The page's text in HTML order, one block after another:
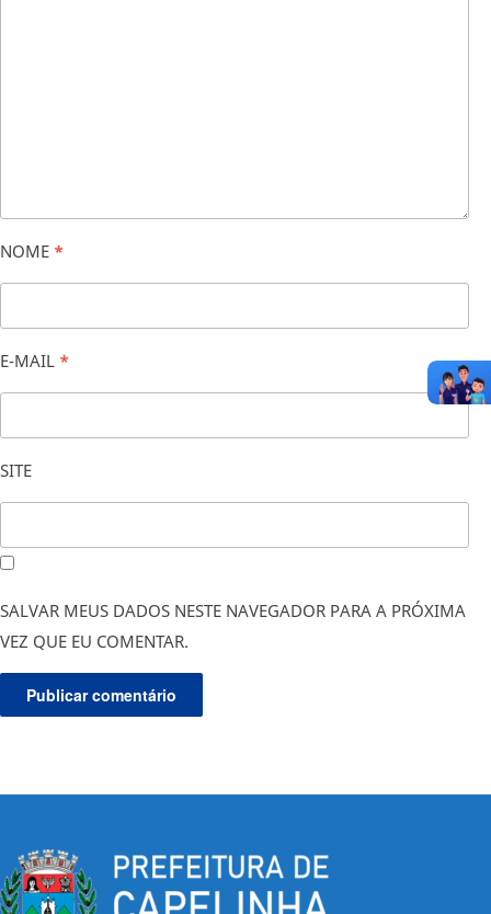
NOME *
E-MAIL *
SITE
SALVAR MEUS DADOS NESTE NAVEGADOR PARA A PRÓXIMA
VEZ QUE EU COMENTAR.